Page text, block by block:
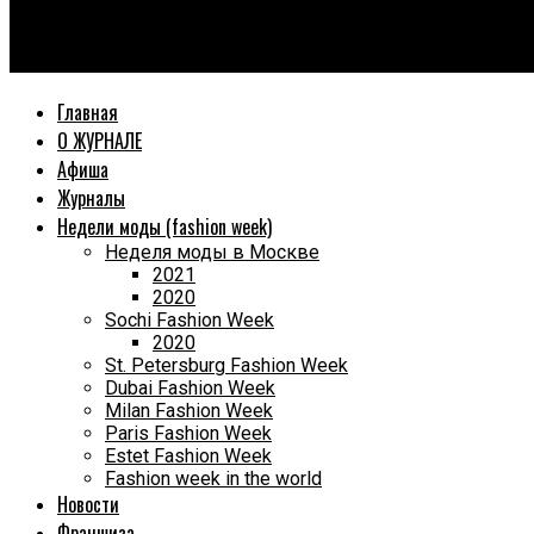
Главная
О ЖУРНАЛЕ
Афиша
Журналы
Недели моды (fashion week)
Неделя моды в Москве
2021
2020
Sochi Fashion Week
2020
St. Petersburg Fashion Week
Dubai Fashion Week
Milan Fashion Week
Paris Fashion Week
Estet Fashion Week
Fashion week in the world
Новости